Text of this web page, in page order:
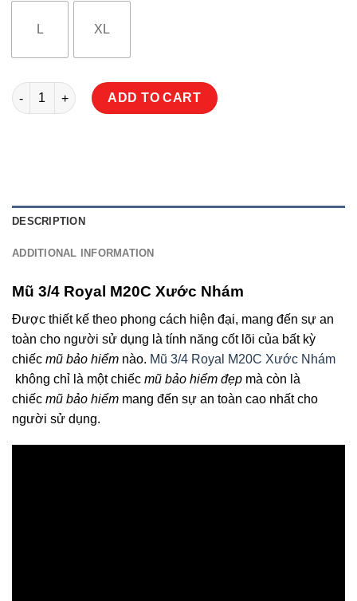
L XL
Mũ 3/4 Royal M20C Xước Nhám quantity
ADD TO CART
DESCRIPTION
ADDITIONAL INFORMATION
Mũ 3/4 Royal M20C Xước Nhám
Được thiết kế theo phong cách hiện đại, mang đến sự an
toàn cho người sử dụng là tính năng cốt lõi của bất kỳ
chiếc mũ bảo hiểm nào. Mũ 3/4 Royal M20C Xước Nhám
không chỉ là một chiếc mũ bảo hiểm đẹp mà còn là
chiếc mũ bảo hiểm mang đến sự an toàn cao nhất cho
người sử dụng.